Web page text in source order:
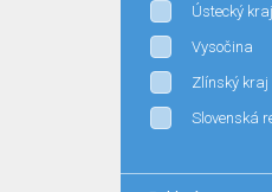
Ústecký kraj
Vysočina
Zlínský kraj
Slovenská